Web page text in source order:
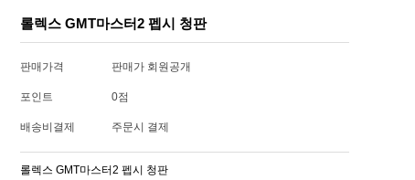
롤렉스 GMT마스터2 펩시 청판
판매가격 판매가 회원공개
포인트 0점
배송비결제 주문시 결제
롤렉스 GMT마스터2 펩시 청판